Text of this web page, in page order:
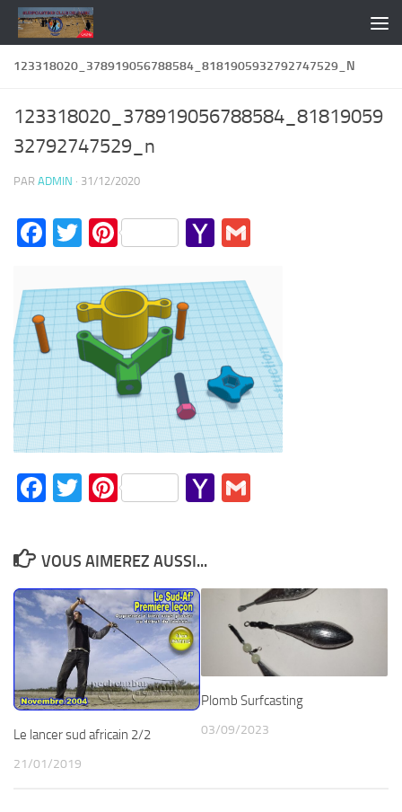
Skip to content
123318020_378919056788584_8181905932792747529_N
123318020_378919056788584_81819059
32792747529_n
PAR ADMIN · 31/12/2020
Facebook
TwitterPinterestYahoo
Facebook
TwitterPinterestYahoo
VOUS AIMEREZ AUSSI...
Le lancer sud africain 2/2
21/01/2019
Plomb Surfcasting
03/09/2023